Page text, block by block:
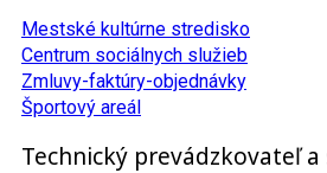
Mestské kultúrne stredisko
Centrum sociálnych služieb
Zmluvy-faktúry-objednávky
Športový areál
Technický prevádzkovateľ a